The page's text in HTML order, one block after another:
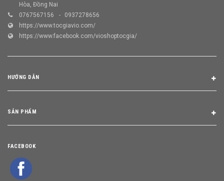
Hòa, Đồng Nai
0767567156
0937278656
https://www.tocgiavio.com/
https://www.facebook.com/vioshoptocgia/
HƯỚNG DẪN
SẢN PHẨM
FACEBOOK